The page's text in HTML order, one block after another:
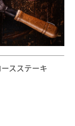
スステーキ